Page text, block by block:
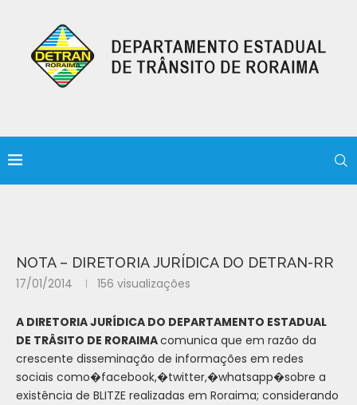
NOTA – DIRETORIA JURÍDICA DO DETRAN-RR
17/01/2014 156 visualizações
A DIRETORIA JURÍDICA DO DEPARTAMENTO ESTADUAL
DE TRÂSITO DE RORAIMAcomunica que em razão da
crescente disseminação de informações em redes
sociais como�facebook,�twitter,�whatsapp�sobre a
existência de BLITZE realizadas em Roraima; considerando